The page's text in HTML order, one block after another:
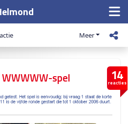
Meer
14
reacties
spel